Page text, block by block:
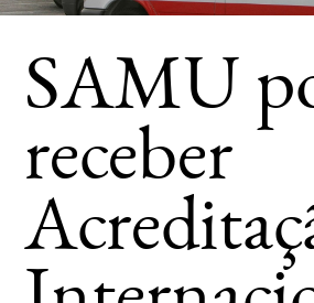
SAMU
receber